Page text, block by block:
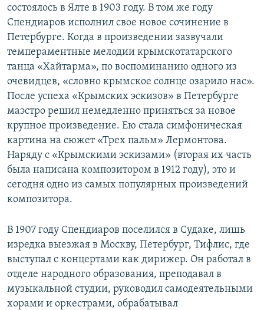
состоялось в Ялте в 1903 году. В том же году
Спендиаров исполнил свое новое сочинение в
Петербурге. Когда в произведении зазвучали
темпераментные мелодии крымскотатарского
танца «Хайтарма», по воспоминанию одного из
очевидцев, «словно крымское солнце озарило нас».
После успеха «Крымских эскизов» в Петербурге
маэстро решил немедленно приняться за новое
крупное произведение. Ею стала симфоническая
картина на сюжет «Трех пальм» Лермонтова.
Наряду с «Крымскими эскизами» (вторая их часть
была написана композитором в 1912 году), это и
сегодня одно из самых популярных произведений
композитора.
В 1907 году Спендиаров поселился в Судаке, лишь
изредка выезжая в Москву, Петербург, Тифлис, где
выступал с концертами как дирижер. Он работал в
отделе народного образования, преподавал в
музыкальной студии, руководил самодеятельными
хорами и оркестрами, обрабатывал